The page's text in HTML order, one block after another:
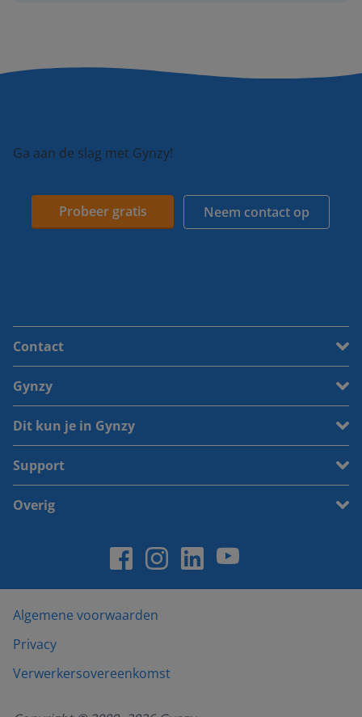
Ga aan de slag met Gynzy!
Probeer gratis Neem contact op
Contact
Gynzy
Dit kun je in Gynzy
Support
Overig
Algemene voorwaarden
Privacy
Verwerkersovereenkomst